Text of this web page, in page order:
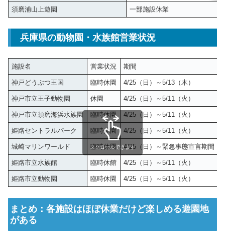
須磨浦山上遊園 一部施設休業
兵庫県の動物園・水族館営業状況
施設名 営業状況 期間
神戸どうぶつ王国 臨時休園 4/25（日）～5/13（木）
神戸市立王子動物園 休園 4/25（日）～5/11（火）
神戸市立須磨海浜水族園 臨時休園 4/25（日）～5/11（火）
姫路セントラルパーク 臨時休園 4/25（日）～5/11（火）
城崎マリンワールド 臨時休園 4/25（日）～緊急事態宣言期間
姫路市立水族館 臨時休館 4/25（日）～5/11（火）
姫路市立動物園 臨時休園 4/25（日）～5/11（火）
スクロールできます
まとめ：各施設はほぼ休業だけど楽しめる遊園地
がある